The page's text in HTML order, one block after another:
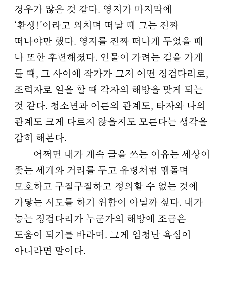
경우가 많은 것 같다. 영지가 마지막에
‘환생!’이라고 외치며 떠날 때 그는 진짜
떠나야만 했다. 영지를 진짜 떠나게 두었을 때
나 또한 후련해졌다. 인물이 가려는 길을 가게
둘 때, 그 사이에 작가가 그저 어떤 징검다리로,
조력자로 일을 할 때 각자의 해방을 맞게 되는
것 같다. 청소년과 어른의 관계도, 타자와 나의
관계도 크게 다르지 않을지도 모른다는 생각을
감히 해본다.
어쩌면 내가 계속 글을 쓰는 이유는 세상이
좇는 세계와 거리를 두고 유령처럼 맴돌며
모호하고 구질구질하고 정의할 수 없는 것에
가닿는 시도를 하기 위함이 아닐까 싶다. 내가
놓는 징검다리가 누군가의 해방에 조금은
도움이 되기를 바라며. 그게 엄청난 욕심이
아니라면 말이다.